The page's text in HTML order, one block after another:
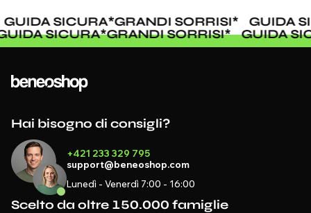
SICURA*GRANDI SORRISI*
GUIDA
GUIDA SICURA*GRANDI SORRISI* GUIDA
Hai bisogno di consigli?
+421 233 329 795
support@beneoshop.com
Lunedì - Venerdì 7:00 - 16:00
Scelto da oltre 150.000 famiglie